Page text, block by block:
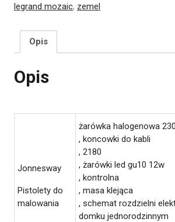
legrand mozaic, zemel
Opis
Opis
Jonnesway
Pistolety do
malowania
żarówka halogenowa
, koncowki do kabli
, 2180
, żarówki led gu10 12w
, kontrolna
, masa klejąca
, schemat rozdzielni
domku jednorodzinnym